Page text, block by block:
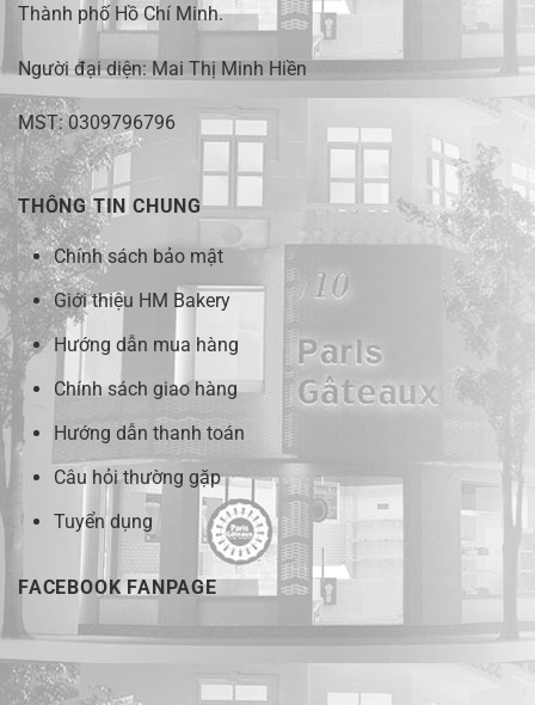
Thành phố Hồ Chí Minh.
Người đại diện: Mai Thị Minh Hiền
MST: 0309796796
THÔNG TIN CHUNG
Chính sách bảo mật
Giới thiệu HM Bakery
Hướng dẫn mua hàng
Chính sách giao hàng
Hướng dẫn thanh toán
Câu hỏi thường gặp
Tuyển dụng
FACEBOOK FANPAGE